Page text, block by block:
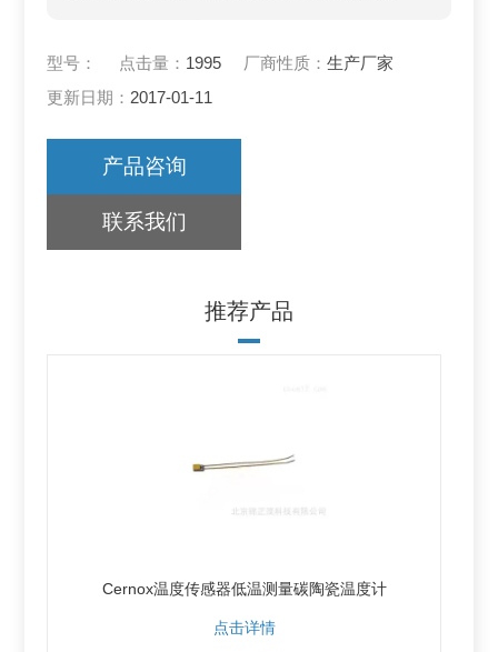
光镜片
BY-2007Z数字式照度计电表尺寸
型号： 点击量： 1995 厂商性质：生产厂家
更新日期： 2017-01-11
产品咨询
联系我们
推荐产品
Cernox温度传感器低温测量碳陶瓷温度计
点击详情